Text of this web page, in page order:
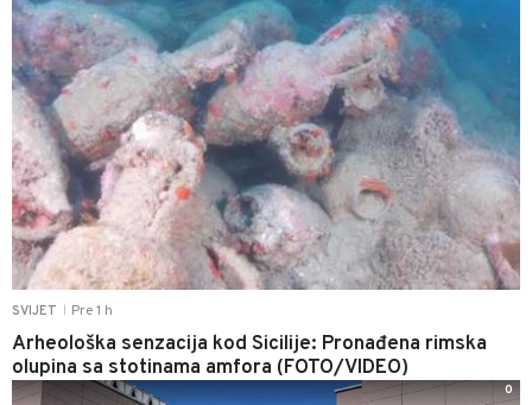
SVIJET Pre 1 h
Arheološka senzacija kod Sicilije: Pronađena rimska
olupina sa stotinama amfora (FOTO/VIDEO)
0